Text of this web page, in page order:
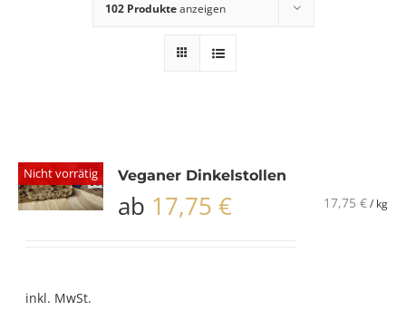
102 Produkteanzeigen
Nicht vorrätig Veganer Dinkelstollen
ab 17,75€ 17,75 €/ kg
inkl. MwSt.